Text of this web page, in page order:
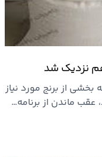
بخشی از برنج مورد نیاز
ماندن از برنامه…